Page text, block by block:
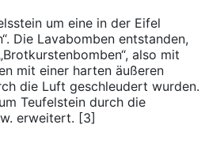
um eine in der Eifel
Die Lavabomben entstanden,
also mit
mit einer harten äußeren
die Luft geschleudert wurden.
Teufelstein durch die
erweitert. [3]